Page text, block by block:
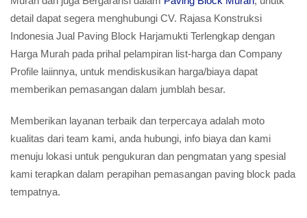
detail dapat segera menghubungi CV. Rajasa Konstruksi
Indonesia Jual Paving Block Harjamukti Terlengkap dengan
Harga Murah pada prihal pelampiran list-harga dan Company
Profile laiinnya, untuk mendiskusikan harga/biaya dapat
memberikan pemasangan dalam jumblah besar.
Memberikan layanan terbaik dan terpercaya adalah moto
kualitas dari team kami, anda hubungi, info biaya dan kami
menuju lokasi untuk pengukuran dan pengmatan yang spesial
kami terapkan dalam perapihan pemasangan paving block pada
tempatnya.